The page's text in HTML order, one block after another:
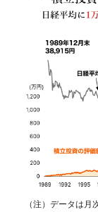
（注）データは